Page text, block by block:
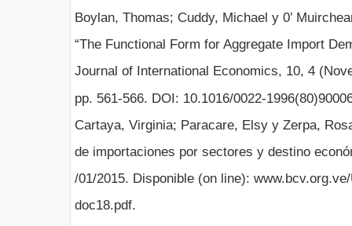
Boylan, Thomas; Cuddy, Michael y 0’
“The Functional Form for Aggregate Import
Journal of International Economics, 10, 4
pp. 561-566. DOI: 10.1016/0022-
Cartaya, Virginia; Paracare, Elsy y Zerpa,
de importaciones por sectores y destino
/01/2015. Disponible (on line):
doc18.pdf.